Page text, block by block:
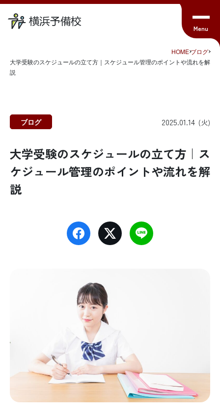
HOME ブログ
大学受験のスケジュールの立て方｜スケジュール管理のポイントや流れを解
説
ブログ 2025.01.14 (火)
大学受験のスケジュールの立て方｜ス
ケジュール管理のポイントや流れを解
説